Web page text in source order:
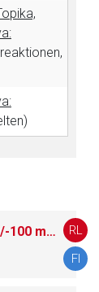
Briviact 10 mg/-25 mg/-50 mg/-75 mg/-100 mg Filmtabletten
RL
FI